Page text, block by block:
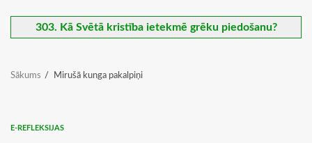
303. Kā Svētā kristība ietekmē grēku piedošanu?
Sākums Mirušā kunga pakalpiņi
E-REFLEKSIJAS